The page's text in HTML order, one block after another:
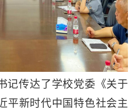
记传达了学校党委《关于
平新时代中国特色社会主